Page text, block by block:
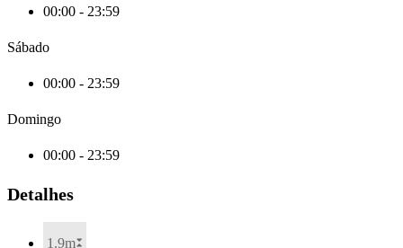
00:00 - 23:59
Sábado
00:00 - 23:59
Domingo
00:00 - 23:59
Detalhes
1.9m